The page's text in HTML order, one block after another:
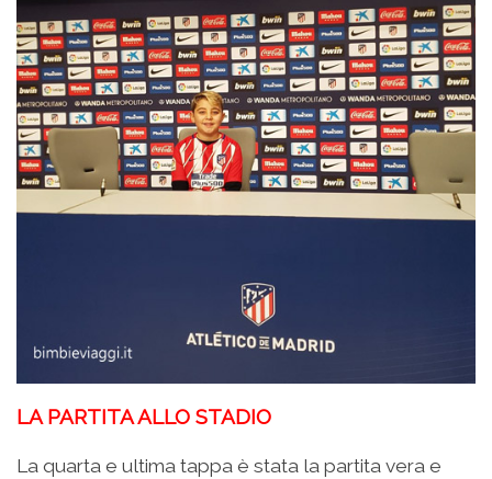
LA PARTITA ALLO STADIO
La quarta e ultima tappa è stata la partita vera e